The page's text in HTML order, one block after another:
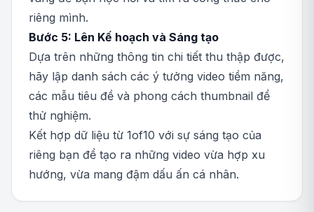
riêng mình.
Bước 5: Lên Kế hoạch và Sáng tạo
Dựa trên những thông tin chi tiết thu thập được,
hãy lập danh sách các ý tưởng video tiềm năng,
các mẫu tiêu đề và phong cách thumbnail để
thử nghiệm.
Kết hợp dữ liệu từ 1of10 với sự sáng tạo của
riêng bạn để tạo ra những video vừa hợp xu
hướng, vừa mang đậm dấu ấn cá nhân.